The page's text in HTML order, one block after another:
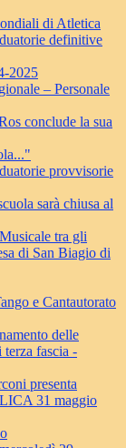
di Atletica
definitive
2025
– Personale
conclude la sua
provvisorie
sarà chiusa al
tra gli
di San Biagio di
e Cantautorato
delle
fascia -
presenta
31 maggio